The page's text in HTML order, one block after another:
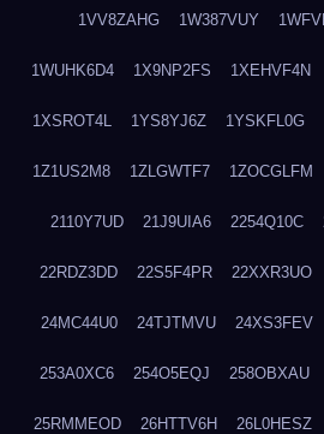
1VV8ZAHG 1W387VUY
1WUHK6D4 1X9NP2FS 1XEHVF4N
1XSROT4L 1YS8YJ6Z 1YSKFL0G
1Z1US2M8 1ZLGWTF7 1ZOCGLFM
2110Y7UD 21J9UIA6 2254Q10C
22RDZ3DD 22S5F4PR 22XXR3UO
24MC44U0 24TJTMVU 24XS3FEV
253A0XC6 254O5EQJ 258OBXAU
25RMMEOD 26HTTV6H 26L0HESZ